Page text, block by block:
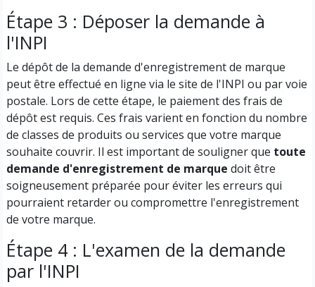
Étape 3 : Déposer la demande à
l'INPI
Le dépôt de la demande d'enregistrement de marque
peut être effectué en ligne via le site de l'INPI ou par voie
postale. Lors de cette étape, le paiement des frais de
dépôt est requis. Ces frais varient en fonction du nombre
de classes de produits ou services que votre marque
souhaite couvrir. Il est important de souligner que toute
demande d'enregistrement de marque doit être
soigneusement préparée pour éviter les erreurs qui
pourraient retarder ou compromettre l'enregistrement
de votre marque.
Étape 4 : L'examen de la demande
par l'INPI